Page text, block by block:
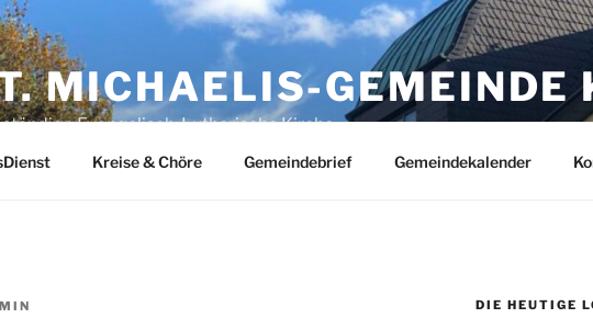
MICHAELIS-GEMEINDE
Evangelisch-Lutherische Kirche
Kreise & Chöre Gemeindebrief Gemeindekalender
DIE HEUTIGE